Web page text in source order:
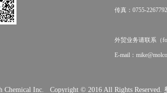
传真：0755-
外贸业务请联系（
E-mail：
Inc. Copyright © 2016 All Rights Reserved.